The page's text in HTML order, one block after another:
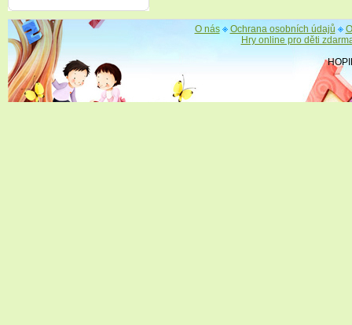
O nás Ochrana osobních údajů
Hry online pro děti